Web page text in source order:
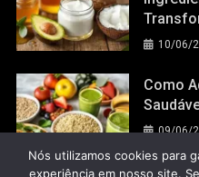
10/06/
Como
09/06/
Nós utilizamos cookies para
experiência em nosso site.